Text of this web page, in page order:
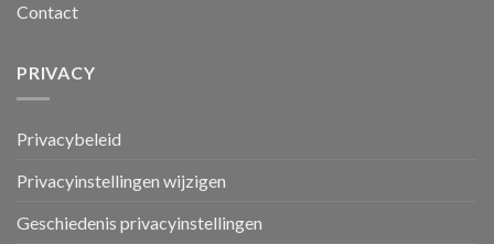
Contact
PRIVACY
Privacybeleid
Privacyinstellingen wijzigen
Geschiedenis privacyinstellingen